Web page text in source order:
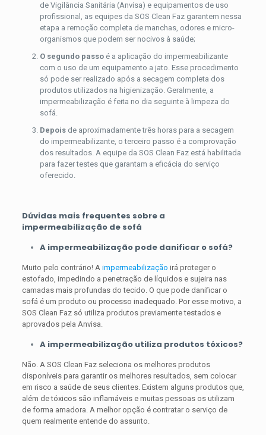
de Vigilância Sanitária (Anvisa) e equipamentos de uso
profissional, as equipes da SOS Clean Faz garantem nessa
etapa a remoção completa de manchas, odores e micro-
organismos que podem ser nocivos à saúde;
O segundo passoé a aplicação do impermeabilizante
com o uso de um equipamento a jato. Esse procedimento
só pode ser realizado após a secagem completa dos
produtos utilizados na higienização. Geralmente, a
impermeabilização é feita no dia seguinte à limpeza do
sofá.
Depoisde aproximadamente três horas para a secagem
do impermeabilizante, o terceiro passo é a comprovação
dos resultados. A equipe da SOS Clean Faz está habilitada
para fazer testes que garantam a eficácia do serviço
oferecido.
Dúvidas mais frequentes sobre a
impermeabilização de sofá
A impermeabilização pode danificar o sofá?
Muito pelo contrário! A impermeabilização irá proteger o
estofado, impedindo a penetração de líquidos e sujeira nas
camadas mais profundas do tecido. O que pode danificar o
sofá é um produto ou processo inadequado. Por esse motivo, a
SOS Clean Faz só utiliza produtos previamente testados e
aprovados pela Anvisa.
A impermeabilização utiliza produtos tóxicos?
Não. A SOS Clean Faz seleciona os melhores produtos
disponíveis para garantir os melhores resultados, sem colocar
em risco a saúde de seus clientes. Existem alguns produtos que,
além de tóxicos são inflamáveis e muitas pessoas os utilizam
de forma amadora. A melhor opção é contratar o serviço de
quem realmente entende do assunto.